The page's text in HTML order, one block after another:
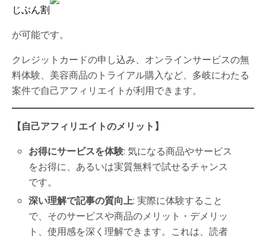
じぶん割
が可能です。
クレジットカードの申し込み、オンラインサービスの無
料体験、美容商品のトライアル購入など、多岐にわたる
案件で自己アフィリエイトが利用できます。
【自己アフィリエイトのメリット】
お得にサービスを体験: 気になる商品やサービス
をお得に、あるいは実質無料で試せるチャンス
です。
深い理解で記事の質向上: 実際に体験すること
で、そのサービスや商品のメリット・デメリッ
ト、使用感を深く理解できます。これは、読者